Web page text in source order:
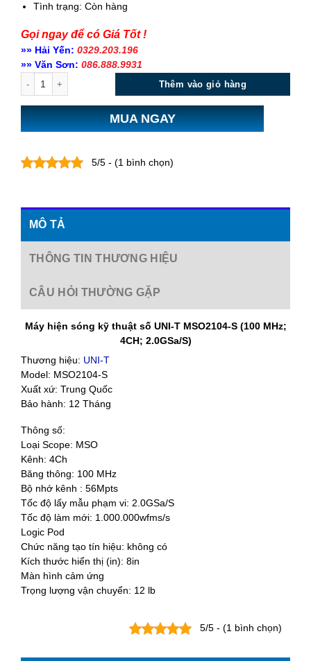
Tình trạng: Còn hàng
Gọi ngay để có Giá Tốt !
»» Hải Yến: 0329.203.196
»» Văn Sơn: 086.888.9931
Thêm vào giỏ hàng
MUA NGAY
5/5 - (1 bình chọn)
MÔ TẢ
THÔNG TIN THƯƠNG HIỆU
CÂU HỎI THƯỜNG GẶP
Máy hiện sóng kỹ thuật số UNI-T MSO2104-S (100 MHz;
4CH; 2.0GSa/S)
Thương hiệu: UNI-T
Model: MSO2104-S
Xuất xứ: Trung Quốc
Bảo hành: 12 Tháng
Thông số:
Loại Scope: MSO
Kênh: 4Ch
Băng thông: 100 MHz
Bộ nhớ kênh : 56Mpts
Tốc độ lấy mẫu phạm vi: 2.0GSa/S
Tốc độ làm mới: 1.000.000wfms/s
Logic Pod
Chức năng tạo tín hiệu: không có
Kích thước hiển thị (in): 8in
Màn hình cảm ứng
Trọng lượng vận chuyển: 12 lb
5/5 - (1 bình chọn)